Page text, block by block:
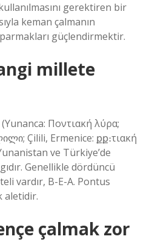
gerektiren bir
keman çalmanın
güçlendirmektir.
millete
Ποντιακή λύρα;
Çilili, Ermenice: քք։τιακή
ve Türkiye’de
Genellikle dördüncü
vardır, B-E-A. Pontus
aletidir.
çalmak zor